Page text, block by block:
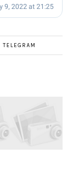
TELEGRAM